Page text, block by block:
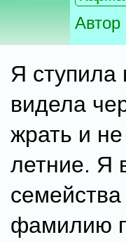
Автор
Я ступила
видела
жрать и
летние. Я
фамилию